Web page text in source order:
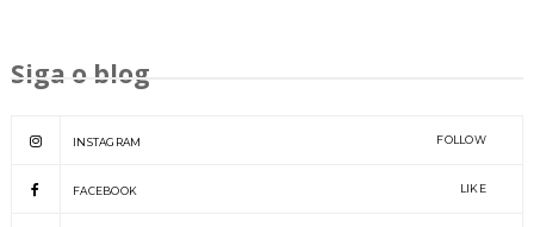
Siga o blog
INSTAGRAM FOLLOW
FACEBOOK LIKE